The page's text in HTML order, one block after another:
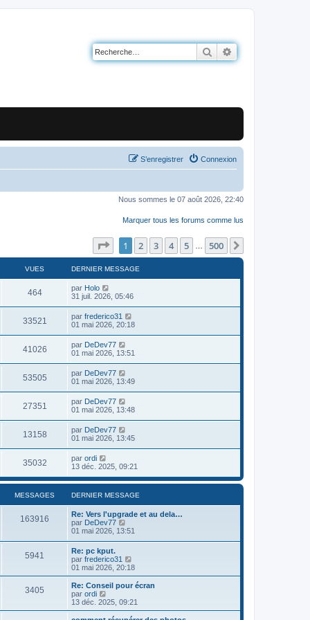
Rechercher
Connexion
S’enregistrer
Nous sommes le 07 août 2026, 22:40
Marquer tous les forums comme lus
Page sur500
1 2 3 4 5 500
VUES DERNIER MESSAGE
464 par Holo
31 juil. 2026, 05:46
33521 par frederico31
01 mai 2026, 20:18
41026 par DeDev77
01 mai 2026, 13:51
53505 par DeDev77
01 mai 2026, 13:49
27351 par DeDev77
01 mai 2026, 13:48
13158 par DeDev77
01 mai 2026, 13:45
35032 par ordi
13 déc. 2025, 09:21
MESSAGES DERNIER MESSAGE
163916
Re: Vers l'upgrade et au dela…
par DeDev77
o
l
e
d
e
r
i
e
01 mai 2026, 13:51
5941
Re: pc kput.
par frederico31
o
i
r
e
01 mai 2026, 20:18
3405
Re: Conseil pour écran
par ordi
o
i
r
13 déc. 2025, 09:21